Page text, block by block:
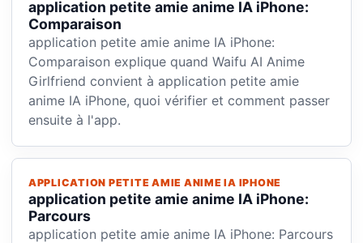
application petite amie anime IA iPhone:
Comparaison
application petite amie anime IA iPhone:
Comparaison explique quand Waifu AI Anime
Girlfriend convient à application petite amie
anime IA iPhone, quoi vérifier et comment passer
ensuite à l'app.
APPLICATION PETITE AMIE ANIME IA IPHONE
application petite amie anime IA iPhone:
Parcours
application petite amie anime IA iPhone: Parcours